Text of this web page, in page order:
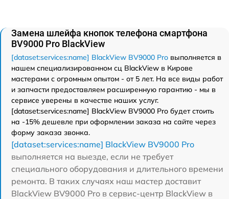
Замена шлейфа кнопок телефона смартфона
BV9000 Pro BlackView
[dataset:services:name] BlackView BV9000 Pro выполняется в
нашем специализированном сц BlackView в Кирове
мастерами с огромным опытом - от 5 лет. На все виды работ
и запчасти предоставляем расширенную гарантию - мы в
сервисе уверены в качестве наших услуг.
[dataset:services:name] BlackView BV9000 Pro будет стоить
на -15% дешевле при оформлении заказа на сайте через
форму заказа звонка.
[dataset:services:name] BlackView BV9000 Pro
выполняется на выезде, если не требует
специального оборудования и длительного времени
ремонта. В таких случаях наш мастер доставит
BlackView BV9000 Pro в сервис-центр BlackView в